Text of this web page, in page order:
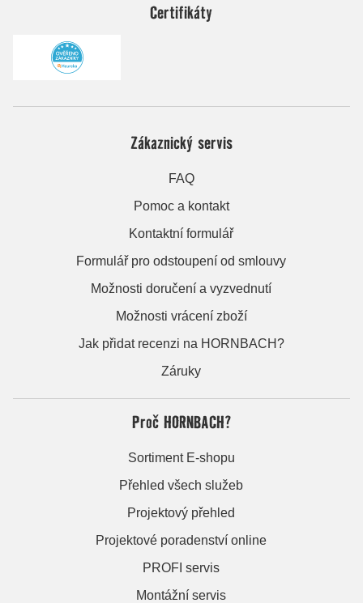
Certifikáty
Zákaznický servis
FAQ
Pomoc a kontakt
Kontaktní formulář
Formulář pro odstoupení od smlouvy
Možnosti doručení a vyzvednutí
Možnosti vrácení zboží
Jak přidat recenzi na HORNBACH?
Záruky
Proč HORNBACH?
Sortiment E-shopu
Přehled všech služeb
Projektový přehled
Projektové poradenství online
PROFI servis
Montážní servis